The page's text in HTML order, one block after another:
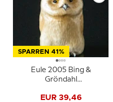
SPARREN 41%
Eule 2005 Bing &
Gröndahl
EUR 39,46